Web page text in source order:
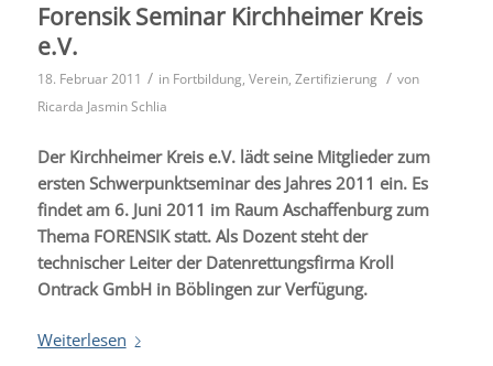
Forensik Seminar Kirchheimer Kreis
e.V.
18. Februar 2011 / in Fortbildung, Verein, Zertifizierung / von
Ricarda Jasmin Schlia
Der Kirchheimer Kreis e.V. lädt seine Mitglieder zum
ersten Schwerpunktseminar des Jahres 2011 ein. Es
findet am 6. Juni 2011 im Raum Aschaffenburg zum
Thema FORENSIK statt. Als Dozent steht der
technischer Leiter der Datenrettungsfirma Kroll
Ontrack GmbH in Böblingen zur Verfügung.
Weiterlesen